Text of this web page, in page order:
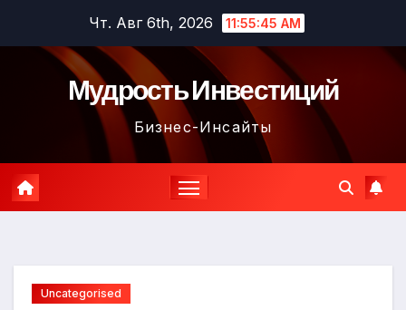
содержимому
Чт. Авг 6th, 2026 11:55:46 AM
Мудрость Инвестиций
Бизнес-Инсайты
Uncategorised